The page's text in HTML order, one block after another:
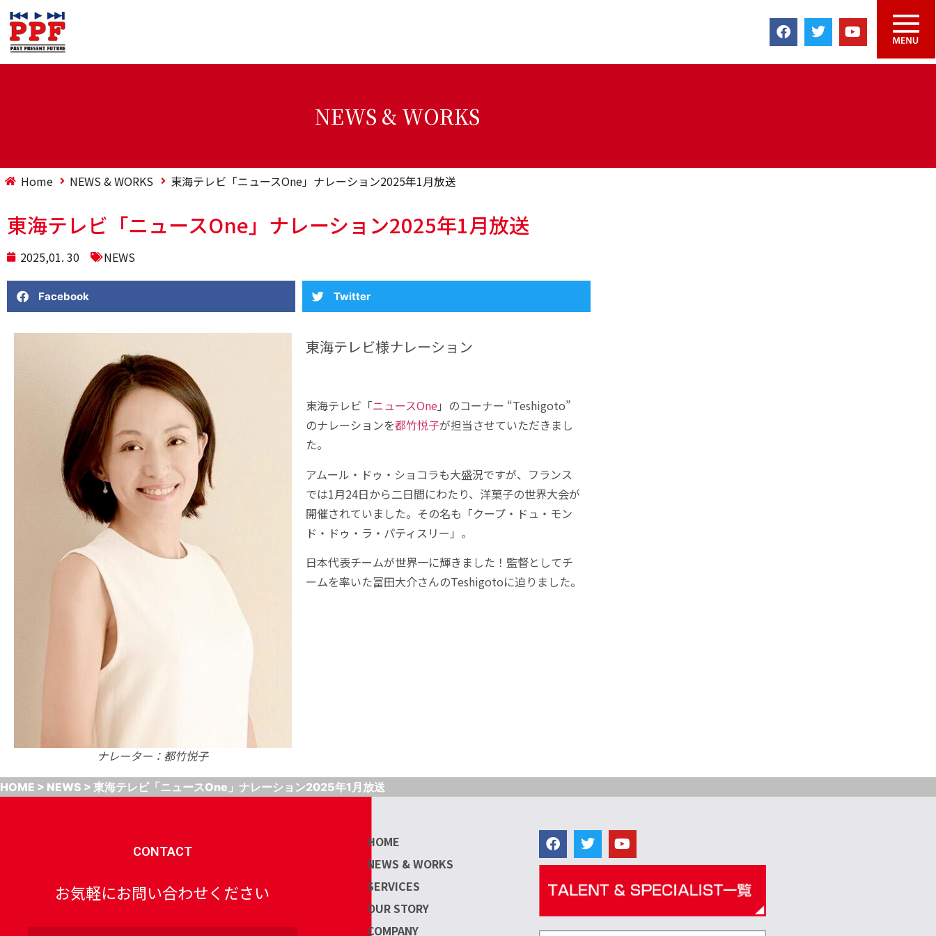
NEWS & WORKS
Home NEWS & WORKS 東海テレビ「ニュースOne」ナレーション2025年1月放送
東海テレビ「ニュースOne」ナレーション2025年1月放送
2025,01. 30 NEWS
Facebook Twitter
ナレーター：都竹悦子
東海テレビ様ナレーション
東海テレビ「ニュースOne」のコーナー “Teshigoto”
のナレーションを都竹悦子が担当させていただきまし
た。
アムール・ドゥ・ショコラも大盛況ですが、フランス
では1月24日から二日間にわたり、洋菓子の世界大会が
開催されていました。その名も「クープ・ドュ・モン
ド・ドゥ・ラ・パティスリー」。
日本代表チームが世界一に輝きました！監督としてチ
ームを率いた冨田大介さんのTeshigotoに迫りました。
HOME > NEWS > 東海テレビ「ニュースOne」ナレーション2025年1月放送
CONTACT
お気軽にお問い合わせください
HOME
NEWS & WORKS
SERVICES
OUR STORY
COMPANY